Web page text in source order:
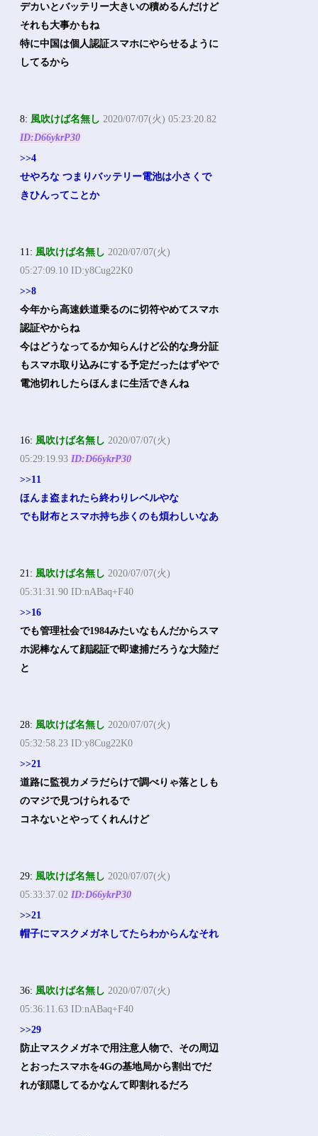
デカいとバッテリー大きいの積めるんだけど
それも大事かもね
特に中国は個人認証スマホにやらせるように
してるから
8: 風吹けば名無し 2020/07/07(火) 05:23:20.82
ID:D66ykrP30
>>4
せやろな つまりバッテリー電池は小さくで
きひんってことか
11: 風吹けば名無し 2020/07/07(火)
05:27:09.10 ID:y8Cug22K0
>>8
今年から高速鉄道乗るのに切符やめてスマホ
認証やからね
今はどうなってるか知らんけど公的な身分証
もスマホ取り込みにする予定だったはずやで
電池切れしたらほんまに生活できんね
16: 風吹けば名無し 2020/07/07(火)
05:29:19.93ID:D66ykrP30
>>11
ほんま盗まれたら終わりレベルやな
でも財布とスマホ持ち歩くのも煩わしいなあ
21: 風吹けば名無し 2020/07/07(火)
05:31:31.90 ID:nABaq+F40
>>16
でも管理社会で1984みたいなもんだからスマ
ホ泥棒なんて顔認証で即逮捕だろうな大陸だ
と
28: 風吹けば名無し 2020/07/07(火)
05:32:58.23 ID:y8Cug22K0
>>21
道路に監視カメラだらけで調べりゃ落としも
のマジで見つけられるで
コネないとやってくれんけど
29: 風吹けば名無し 2020/07/07(火)
05:33:37.02ID:D66ykrP30
>>21
帽子にマスクメガネしてたらわからんなそれ
36: 風吹けば名無し 2020/07/07(火)
05:36:11.63 ID:nABaq+F40
>>29
防止マスクメガネで用注意人物で、その周辺
とおったスマホを4Gの基地局から割出でだ
れが顔隠してるかなんて即割れるだろ